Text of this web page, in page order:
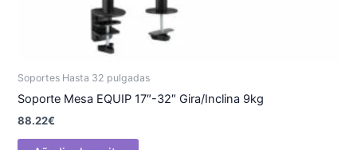
Soportes Hasta 32 pulgadas
Soporte Mesa EQUIP 17″-32″ Gira/Inclina 9kg
88.22€